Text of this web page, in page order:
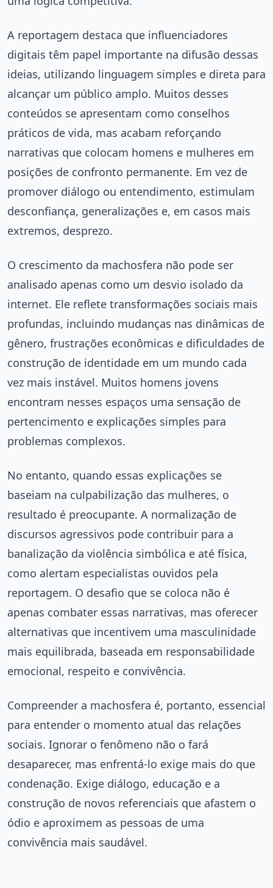
A reportagem destaca que influenciadores
digitais têm papel importante na difusão dessas
ideias, utilizando linguagem simples e direta para
alcançar um público amplo. Muitos desses
conteúdos se apresentam como conselhos
práticos de vida, mas acabam reforçando
narrativas que colocam homens e mulheres em
posições de confronto permanente. Em vez de
promover diálogo ou entendimento, estimulam
desconfiança, generalizações e, em casos mais
extremos, desprezo.
O crescimento da machosfera não pode ser
analisado apenas como um desvio isolado da
internet. Ele reflete transformações sociais mais
profundas, incluindo mudanças nas dinâmicas de
gênero, frustrações econômicas e dificuldades de
construção de identidade em um mundo cada
vez mais instável. Muitos homens jovens
encontram nesses espaços uma sensação de
pertencimento e explicações simples para
problemas complexos.
No entanto, quando essas explicações se
baseiam na culpabilização das mulheres, o
resultado é preocupante. A normalização de
discursos agressivos pode contribuir para a
banalização da violência simbólica e até física,
como alertam especialistas ouvidos pela
reportagem. O desafio que se coloca não é
apenas combater essas narrativas, mas oferecer
alternativas que incentivem uma masculinidade
mais equilibrada, baseada em responsabilidade
emocional, respeito e convivência.
Compreender a machosfera é, portanto, essencial
para entender o momento atual das relações
sociais. Ignorar o fenômeno não o fará
desaparecer, mas enfrentá-lo exige mais do que
condenação. Exige diálogo, educação e a
construção de novos referenciais que afastem o
ódio e aproximem as pessoas de uma
convivência mais saudável.